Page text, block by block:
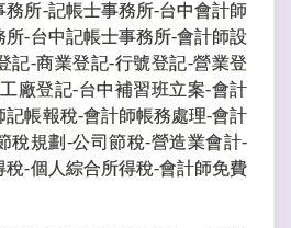
務所-記帳士事務所-台中會計師
所-台中記帳士事務所-會計師設
記-商業登記-行號登記-營業登
廠登記-台中補習班立案-會計
記帳報稅-會計師帳務處理-會計
稅規劃-公司節稅-營造業會計-
稅-個人綜合所得稅-會計師免費